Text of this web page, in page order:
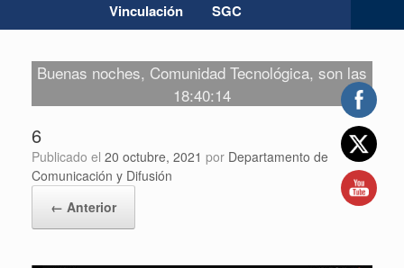
Vinculación
SGC
Buenas noches, Comunidad Tecnológica, son las
18:40:14
6
Publicado el 20 octubre, 2021 por Departamento de
Comunicación y Difusión
← Anterior